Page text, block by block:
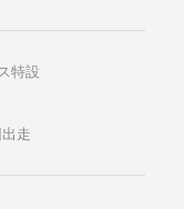
特設
走